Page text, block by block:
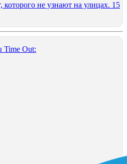
которого не узнают на улицах. 15
Time Out: